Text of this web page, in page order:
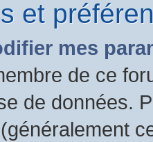
et
mes
de ce
de données.